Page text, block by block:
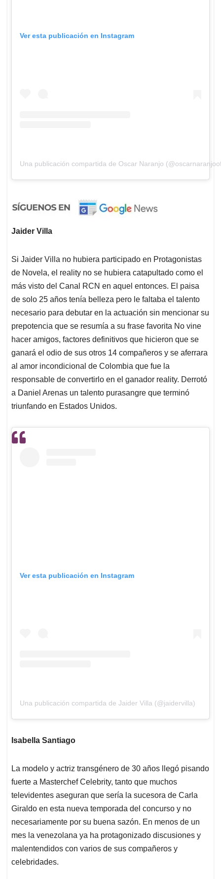
Ver esta publicación en Instagram
Una publicación compartida de Oscar Naranjo
Jaider Villa
Si Jaider Villa no hubiera participado en Protagonistas
de Novela, el reality no se hubiera catapultado como el
más visto del Canal RCN en aquel entonces. El paisa
de solo 25 años tenía belleza pero le faltaba el talento
necesario para debutar en la actuación sin mencionar su
prepotencia que se resumía a su frase favorita No vine
hacer amigos, factores definitivos que hicieron que se
ganará el odio de sus otros 14 compañeros y se aferrara
al amor incondicional de Colombia que fue la
responsable de convertirlo en el ganador reality. Derrotó
a Daniel Arenas un talento purasangre que terminó
triunfando en Estados Unidos.
Ver esta publicación en Instagram
Una publicación compartida de Jaider Villa (@jaidervilla)
Isabella Santiago
La modelo y actriz transgénero de 30 años llegó pisando
fuerte a Masterchef Celebrity, tanto que muchos
televidentes aseguran que sería la sucesora de Carla
Giraldo en esta nueva temporada del concurso y no
necesariamente por su buena sazón. En menos de un
mes la venezolana ya ha protagonizado discusiones y
malentendidos con varios de sus compañeros y
celebridades.